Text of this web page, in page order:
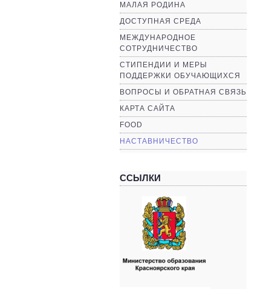
МАЛАЯ РОДИНА
ДОСТУПНАЯ СРЕДА
МЕЖДУНАРОДНОЕ
СОТРУДНИЧЕСТВО
СТИПЕНДИИ И МЕРЫ
ПОДДЕРЖКИ ОБУЧАЮЩИХСЯ
ВОПРОСЫ И ОБРАТНАЯ СВЯЗЬ
КАРТА САЙТА
FOOD
НАСТАВНИЧЕСТВО
ССЫЛКИ